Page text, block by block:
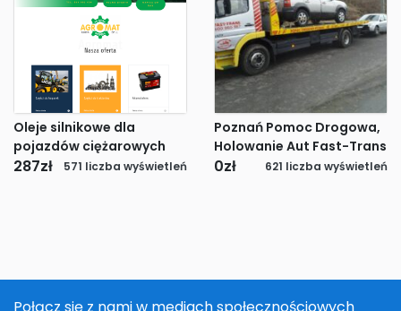
Oleje silnikowe dla
pojazdów ciężarowych
287zł 571 liczba wyświetleń
Poznań Pomoc Drogowa,
Holowanie Aut Fast-Trans
0zł 621 liczba wyświetleń